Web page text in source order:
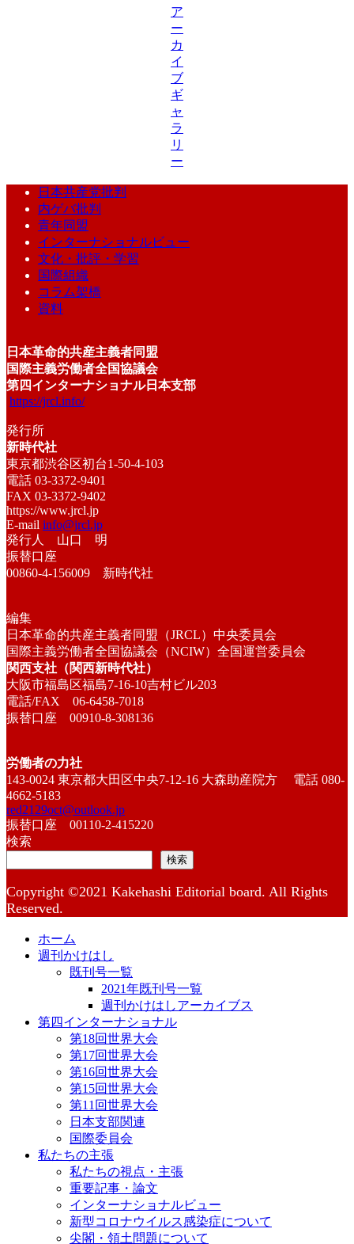
ア
ー
カ
イ
ブ
ギ
ャ
ラ
リ
ー
日本共産党批判
内ゲバ批判
青年同盟
インターナショナルビュー
文化・批評・学習
国際組織
コラム架橋
資料
日本革命的共産主義者同盟
国際主義労働者全国協議会
第四インターナショナル日本支部
https://jrcl.info/
発行所
新時代社
東京都渋谷区初台1-50-4-103
電話 03-3372-9401
FAX 03-3372-9402
https://www.jrcl.jp
E-mail info@jrcl.jp
発行人 山口 明
振替口座
00860-4-156009 新時代社
編集
日本革命的共産主義者同盟（JRCL）中央委員会
国際主義労働者全国協議会（NCIW）全国運営委員会
関西支社（関西新時代社）
大阪市福島区福島7-16-10吉村ビル203
電話/FAX 06-6458-7018
振替口座 00910-8-308136
労働者の力社
143-0024 東京都大田区中央7-12-16 大森助産院方 電話 080-
4662-5183
red2129oct@outlook.jp
振替口座 00110-2-415220
検索
検索
Copyright ©2021 Kakehashi Editorial board. All Rights
Reserved.
ホーム
週刊かけはし
既刊号一覧
2021年既刊号一覧
週刊かけはしアーカイブス
第四インターナショナル
第18回世界大会
第17回世界大会
第16回世界大会
第15回世界大会
第11回世界大会
日本支部関連
国際委員会
私たちの主張
私たちの視点・主張
重要記事・論文
インターナショナルビュー
新型コロナウイルス感染症について
尖閣・領土問題について